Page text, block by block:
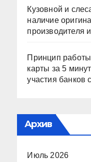
Кузовной и
наличие
производителя
Принцип
карты за 5
участия банков
Архив
Июль 2026